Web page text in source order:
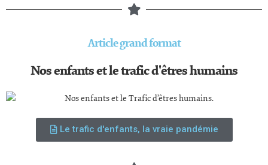
Article grand format
Nos enfants et le trafic d'êtres humains
Le trafic d'enfants, la vraie pandémie